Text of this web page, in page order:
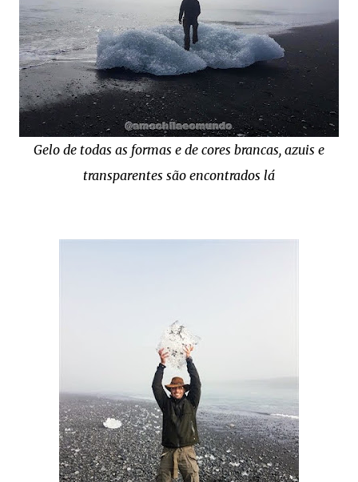
Gelo de todas as formas e de cores brancas, azuis e
transparentes são encontrados lá